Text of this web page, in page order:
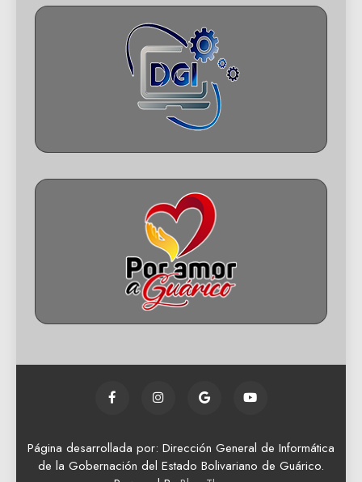
Página desarrollada por: Dirección General de Informática
de la Gobernación del Estado Bolivariano de Guárico.